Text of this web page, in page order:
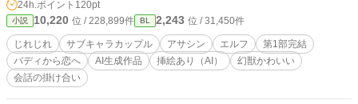
◆◆◆◆◆◆◆◆◆◆◆◆◆◆◆◆◆◆◆◆◆◆◆◆◆◆◆
◆◆◆◆◆◆◆◆◆◆◆
【こんな方におすすめ】ツンが強く、好意や心配を素
直に言えないキャラクターが好き／バディから少しずつ恋へ
変わる関係が好き／無理に迫らず、相手の選択を待てる攻め
が好き／流されず、自分の意思で戦い、選ぶ受けが好き／も
24h.ポイント 120pt
小説 10,220 位 / 228,899件 BL 2,243 位 / 31,450件
じれじれ サブキャラカップル アサシン エルフ
第1部完結
バディから恋へ
AI生成作品 挿絵あり（AI）
幻獣かわいい
会話の掛け合い